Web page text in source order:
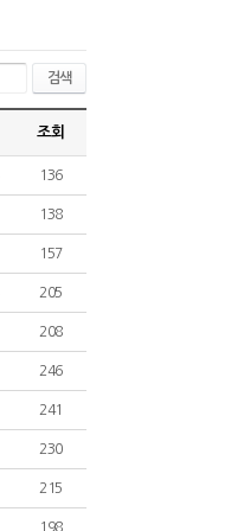
검색
조회
136
138
157
205
208
246
241
230
215
198